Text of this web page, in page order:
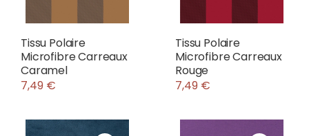
Tissu Polaire
Microfibre Carreaux
Caramel
7,49 €
Tissu Polaire
Microfibre Carreaux
Rouge
7,49 €